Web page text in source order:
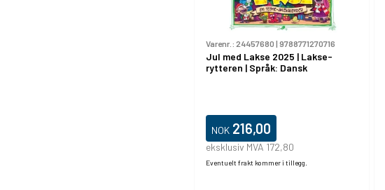
Varenr.: 24457680 | 9788771270716
Jul med Lakse 2025 | Lakse-
rytteren | Språk: Dansk
NOK 216,00
eksklusiv MVA 172,80
Eventuelt frakt kommer i tillegg.